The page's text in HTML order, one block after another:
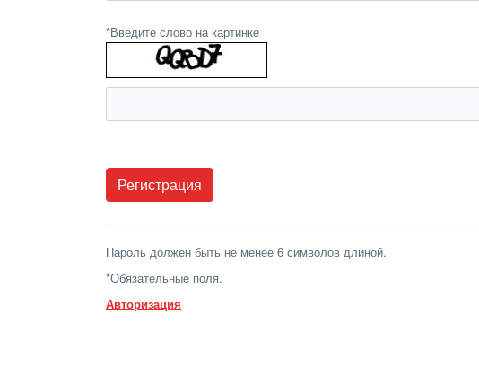
*Введите слово на картинке
Пароль должен быть не менее 6 символов длиной.
*Обязательные поля.
Авторизация